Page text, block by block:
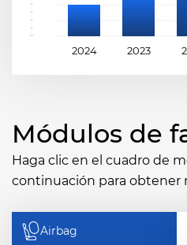
2024 2023
Módulos de
Haga clic en el cuadro de
continuación para obtener
Airbag